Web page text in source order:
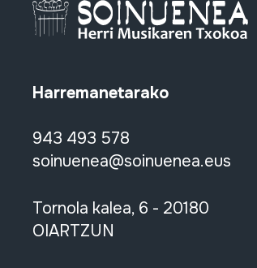
Harremanetarako
943 493 578
soinuenea@soinuenea.eus
Tornola kalea, 6 - 20180
OIARTZUN